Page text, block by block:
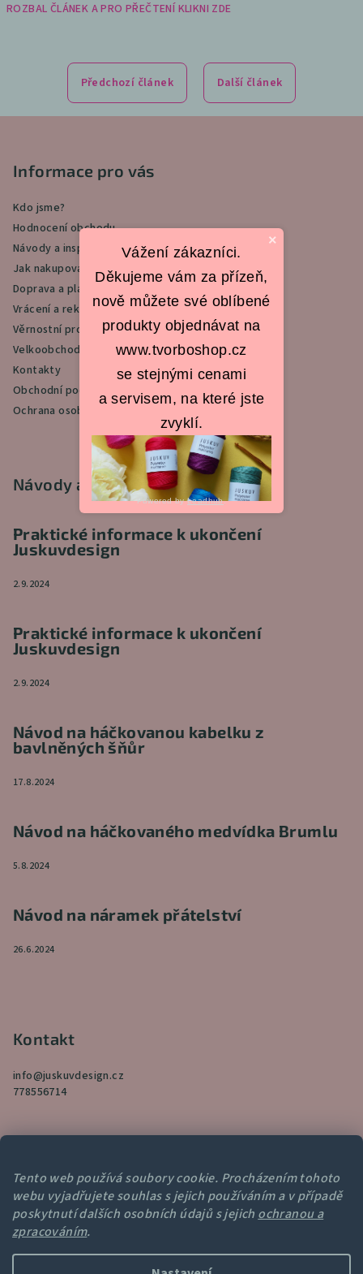
Tento web používá soubory cookie. Procházením tohoto
webu vyjadřujete souhlas s jejich používáním a v případě
poskytnutí dalších osobních údajů s jejich ochranou a
zpracováním.
ROZBAL ČLÁNEK A PRO PŘEČTENÍ KLIKNI ZDE
Předchozí článek Další článek
Informace pro vás
Kdo jsme?
Hodnocení obchodu
Návody a inspirace
Jak nakupovat
Doprava a platba
Vrácení a reklamace
Věrnostní program
Velkoobchod
Kontakty
Obchodní podmínky
Ochrana osobních údajů
Návody a inspirace
Praktické informace k ukončení
Juskuvdesign
2.9.2024
Praktické informace k ukončení
Juskuvdesign
2.9.2024
Návod na háčkovanou kabelku z
bavlněných šňůr
17.8.2024
Návod na háčkovaného medvídka Brumlu
5.8.2024
Návod na náramek přátelství
26.6.2024
Kontakt
info@juskuvdesign.cz
778556714
Přijímáme online platby
×
Vážení zákazníci.
Děkujeme vám za přízeň,
nově můžete své oblíbené
produkty objednávat na
www.tvorboshop.cz
se stejnými cenami
a servisem, na které jste
zvyklí.
Powered by Leadhub.